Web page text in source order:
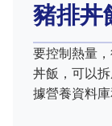
豬排丼
要控制熱量
丼飯，可以
據營養資料